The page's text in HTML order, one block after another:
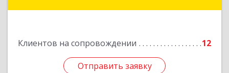
Клиентов на сопровождении 12
Отправить заявку
Отправить заявку